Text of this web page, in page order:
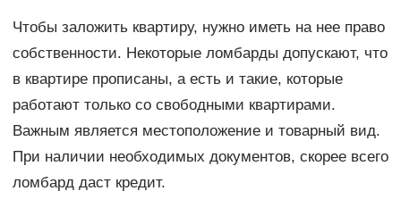
Чтобы заложить квартиру, нужно иметь на нее право
собственности. Некоторые ломбарды допускают, что
в квартире прописаны, а есть и такие, которые
работают только со свободными квартирами.
Важным является местоположение и товарный вид.
При наличии необходимых документов, скорее всего
ломбард даст кредит.